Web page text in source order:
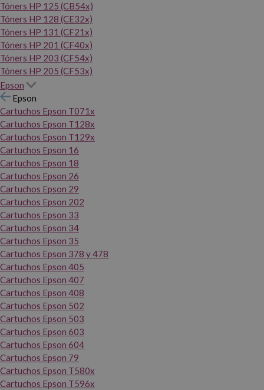
Tóners HP 125 (CB54x)
Tóners HP 128 (CE32x)
Tóners HP 131 (CF21x)
Tóners HP 201 (CF40x)
Tóners HP 203 (CF54x)
Tóners HP 205 (CF53x)
Epson
Epson
Cartuchos Epson T071x
Cartuchos Epson T128x
Cartuchos Epson T129x
Cartuchos Epson 16
Cartuchos Epson 18
Cartuchos Epson 26
Cartuchos Epson 29
Cartuchos Epson 202
Cartuchos Epson 33
Cartuchos Epson 34
Cartuchos Epson 35
Cartuchos Epson 378 y 478
Cartuchos Epson 405
Cartuchos Epson 407
Cartuchos Epson 408
Cartuchos Epson 502
Cartuchos Epson 503
Cartuchos Epson 603
Cartuchos Epson 604
Cartuchos Epson 79
Cartuchos Epson T580x
Cartuchos Epson T596x